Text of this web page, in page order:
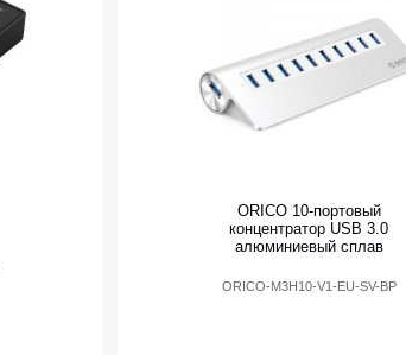
ORICO 10-портовый
концентратор USB 3.0
алюминиевый сплав
ORICO-M3H10-V1-EU-SV-BP